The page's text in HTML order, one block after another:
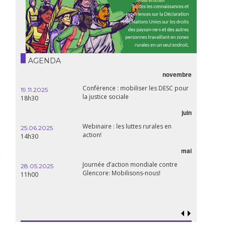
AGENDA
novembre
19.11.2025
18h30
Conférence : mobiliser les DESC pour
la justice sociale
juin
25.06.2025
14h30
Webinaire : les luttes rurales en
action!
mai
28.05.2025
11h00
Journée d’action mondiale contre
Glencore: Mobilisons-nous!